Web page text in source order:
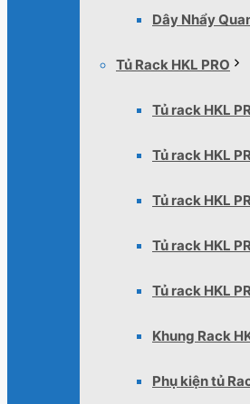
Dây Nhẩy
Tủ Rack HKL PRO
Tủ rack HKL
Tủ rack HKL
Tủ rack HKL
Tủ rack HKL
Tủ rack HKL
Khung Rack
Phụ kiện tủ